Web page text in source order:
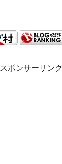
スポンサーリンク